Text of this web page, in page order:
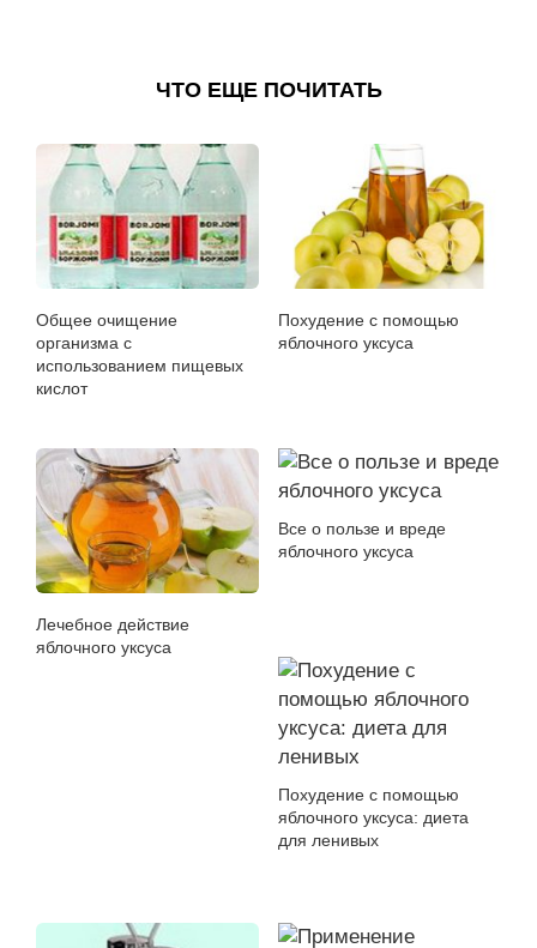
ЧТО ЕЩЕ ПОЧИТАТЬ
Общее очищение
организма с
использованием пищевых
кислот
Похудение с помощью
яблочного уксуса
Лечебное действие
яблочного уксуса
Все о пользе и вреде
яблочного уксуса
Похудение с помощью
яблочного уксуса: диета
для ленивых